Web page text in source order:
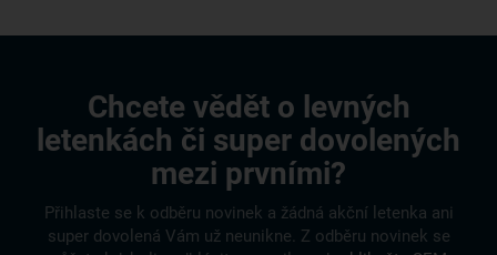
Chcete vědět o levných
letenkách či super dovolených
mezi prvními?
Přihlaste se k odběru novinek a žádná akční letenka ani
super dovolená Vám už neunikne. Z odběru novinek se